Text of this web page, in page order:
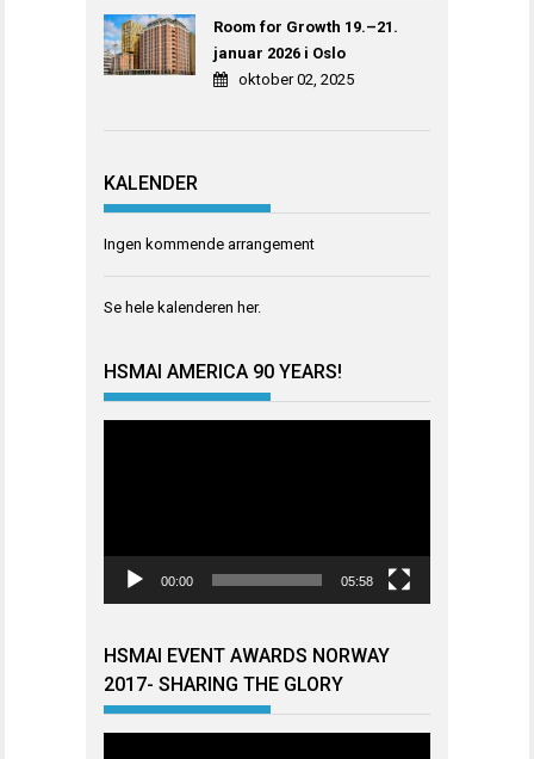
Room for Growth 19.–21.
januar 2026 i Oslo
oktober 02, 2025
KALENDER
Ingen kommende arrangement
Se hele kalenderen her.
HSMAI AMERICA 90 YEARS!
00:00 05:58
HSMAI EVENT AWARDS NORWAY
2017- SHARING THE GLORY